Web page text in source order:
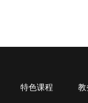
特色课程 教